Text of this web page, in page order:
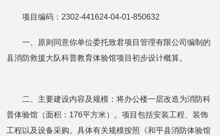
项目编码：2302-441624-04-01-850632
一、原则同意你单位委托致君项目管理有限公司编制的
县消防救援大队科普教育体验馆项目初步设计概算。
二、主要建设内容及规模：将办公楼一层改造为消防科
普体验馆（面积：176平方米）。项目包括安装工程、装饰
工程以及设备采购。具体有关规模按照《和平县消防体验馆